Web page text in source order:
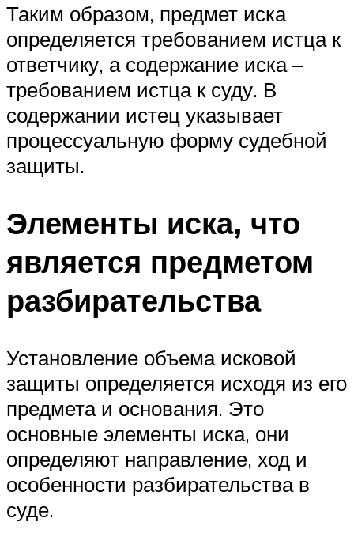
Таким образом, предмет иска
определяется требованием истца к
ответчику, а содержание иска –
требованием истца к суду. В
содержании истец указывает
процессуальную форму судебной
защиты.
Элементы иска, что
является предметом
разбирательства
Установление объема исковой
защиты определяется исходя из его
предмета и основания. Это
основные элементы иска, они
определяют направление, ход и
особенности разбирательства в
суде.